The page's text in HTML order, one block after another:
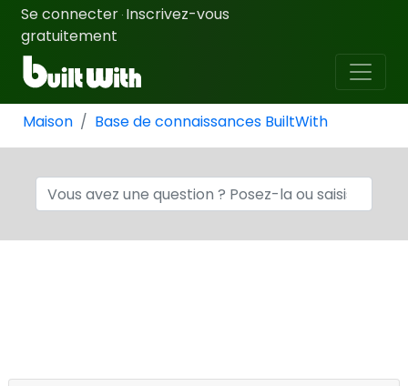
Se connecter · Inscrivez-vous
gratuitement
Maison Base de connaissances BuiltWith